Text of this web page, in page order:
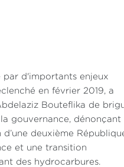
par d'importants enjeux
en février 2019, a
Bouteflika de
gouvernance, dénonçant
deuxième
et une transition
des hydrocarbures.